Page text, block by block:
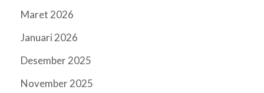
Maret 2026
Januari 2026
Desember 2025
November 2025